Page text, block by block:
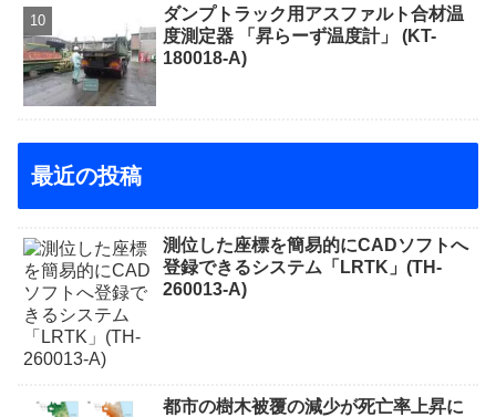
ダンプトラック用アスファルト合材温
度測定器 「昇らーず温度計」 (KT-
180018-A)
最近の投稿
測位した座標を簡易的にCADソフトへ
登録できるシステム「LRTK」(TH-
260013-A)
都市の樹木被覆の減少が死亡率上昇に